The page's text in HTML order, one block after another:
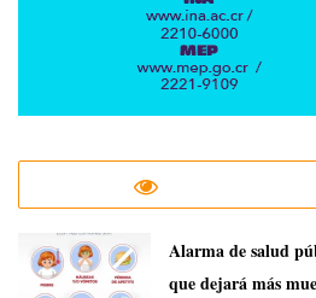
​Alarma de salud
que dejará más